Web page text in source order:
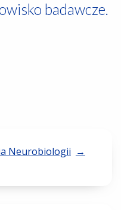
badawcze.
Neurobiologii